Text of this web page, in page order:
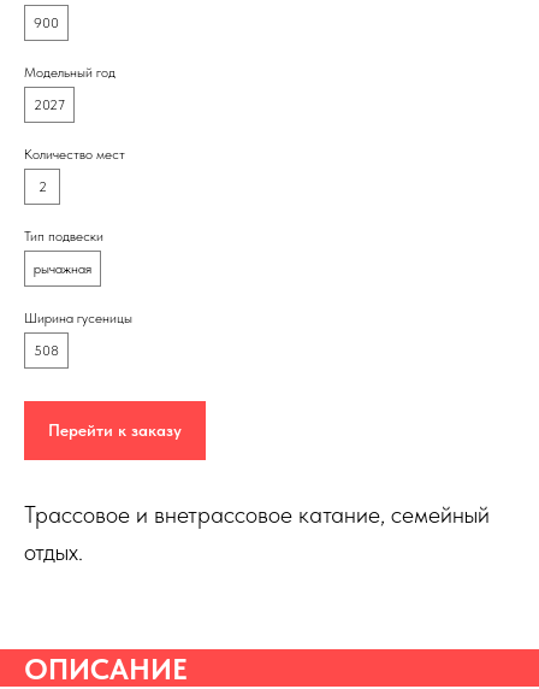
900
Модельный год
2027
Количество мест
2
Тип подвески
рычажная
Ширина гусеницы
508
Перейти к заказу
Трассовое и внетрассовое катание, семейный
отдых.
ОПИСАНИЕ